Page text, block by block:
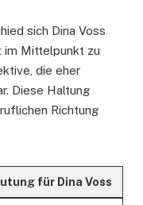
sich Dina Voss
im Mittelpunkt zu
die eher
Diese Haltung
Richtung
für Dina Voss